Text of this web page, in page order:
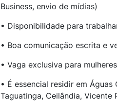
Business, envio de mídias)
• Disponibilidade para
• Boa comunicação escrita e
• Vaga exclusiva para mulheres
• É essencial residir em
Taguatinga, Ceilândia, Vicente